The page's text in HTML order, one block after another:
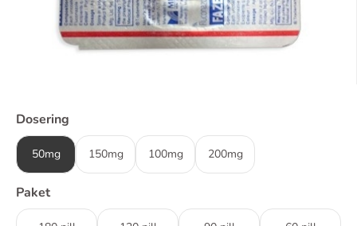
Dosering
50mg 150mg 100mg 200mg
Paket